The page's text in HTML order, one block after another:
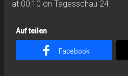
at 00:10 on Tagesschau 24
Auf teilen
Facebook